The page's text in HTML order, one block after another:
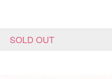
SOLD OUT